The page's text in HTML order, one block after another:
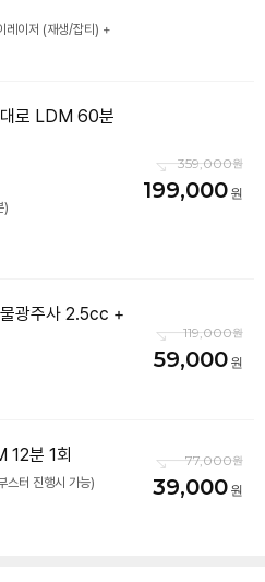
레이저 (재생/잡티) +
로 LDM 60분
)
359,000
199,000
광주사 2.5cc +
119,000
59,000
12분 1회
스터 진행시 가능)
77,000
39,000